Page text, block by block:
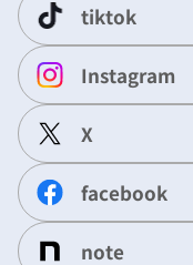
tiktok
Instagram
X
facebook
note